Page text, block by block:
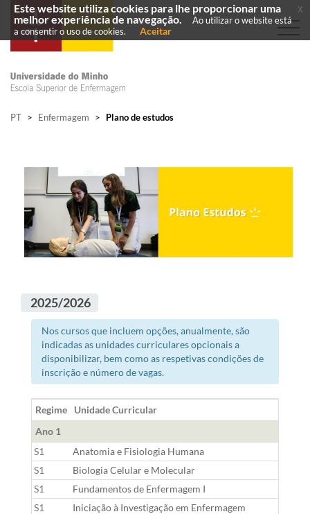
PT > Enfermagem > Plano de estudos
2025/2026
Nos cursos que incluem opções, anualmente, são
indicadas as unidades curriculares opcionais a
disponibilizar, bem como as respetivas condições de
inscrição e número de vagas.
Regime
Unidade Curricular
Ano 1
S1
Anatomia e Fisiologia Humana
S1
Biologia Celular e Molecular
S1
Fundamentos de Enfermagem I
S1
Iniciação à Investigação em Enfermagem
Este website utiliza cookies para lhe proporcionar uma
melhor experiência de navegação.
Ao utilizar o website está
a consentir o uso de cookies.
Aceitar
x